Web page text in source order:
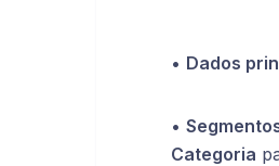
• Dados
•
Categoria